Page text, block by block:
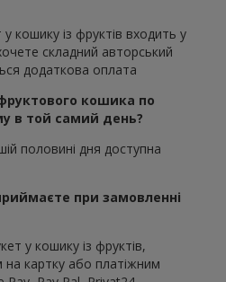
кошику із фруктів входить у
складний авторський
додаткова оплата
кошика по
в той самий день?
половині дня доступна
при замовленні
у кошику із фруктів,
картку або платіжним